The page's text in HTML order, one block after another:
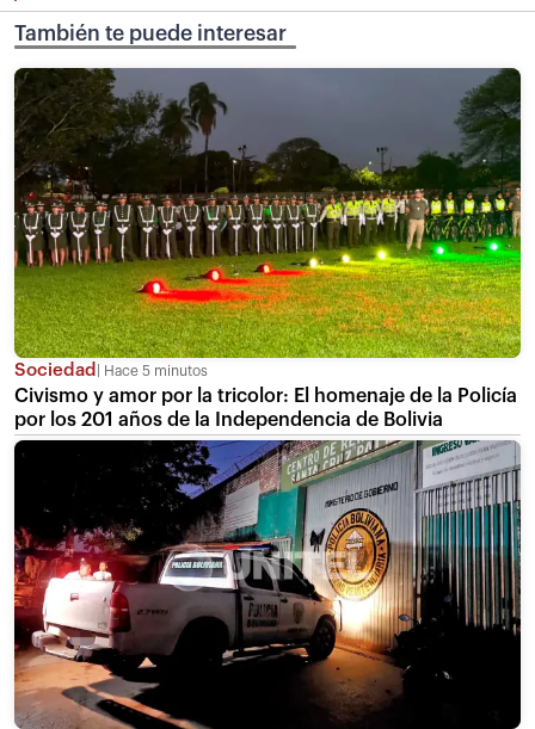
También te puede interesar
Sociedad Hace 5 minutos
Civismo y amor por la tricolor: El homenaje de la Policía
por los 201 años de la Independencia de Bolivia